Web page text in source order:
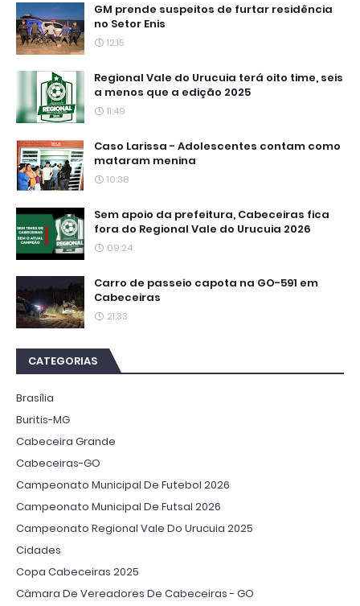
GM prende suspeitos de furtar residência
no Setor Enis
12:15
Regional Vale do Urucuia terá oito time, seis
a menos que a edição 2025
11:49
Caso Larissa - Adolescentes contam como
mataram menina
10:38
Sem apoio da prefeitura, Cabeceiras fica
fora do Regional Vale do Urucuia 2026
09:24
Carro de passeio capota na GO-591 em
Cabeceiras
21:33
CATEGORIAS
Brasília
Buritis-MG
Cabeceira Grande
Cabeceiras-GO
Campeonato Municipal De Futebol 2026
Campeonato Municipal De Futsal 2026
Campeonato Regional Vale Do Urucuia 2025
Cidades
Copa Cabeceiras 2025
Câmara De Vereadores De Cabeceiras - GO